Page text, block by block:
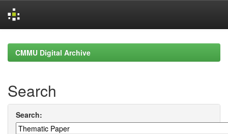
navigationCMMU Digital Archive
Search
Search: